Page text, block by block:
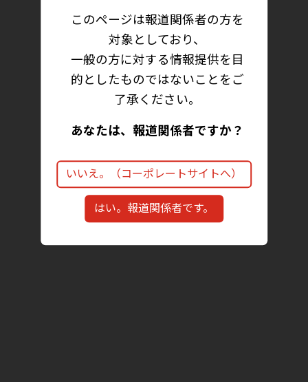
このページは報道関係者の方を
対象としており、
一般の方に対する情報提供を目
的としたものではないことをご
了承ください。
あなたは、報道関係者ですか？
いいえ。（コーポレートサイトへ）
はい。報道関係者です。